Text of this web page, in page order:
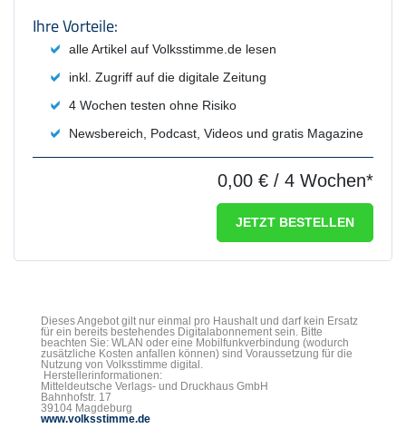
Produktzusammenfassung und
Ihre Vorteile:
alle Artikel auf Volksstimme.de lesen
inkl. Zugriff auf die digitale Zeitung
4 Wochen testen ohne Risiko
Newsbereich, Podcast, Videos und gratis Magazine
0,00 € / 4 Wochen*
JETZT BESTELLEN
Dieses Angebot gilt nur einmal pro Haushalt und darf kein Ersatz
für ein bereits bestehendes Digitalabonnement sein. Bitte
beachten Sie: WLAN oder eine Mobilfunkverbindung (wodurch
zusätzliche Kosten anfallen können) sind Voraussetzung für die
Nutzung von Volksstimme digital.
Herstellerinformationen:
Mitteldeutsche Verlags- und Druckhaus GmbH
Bahnhofstr. 17
39104 Magdeburg
www.volksstimme.de